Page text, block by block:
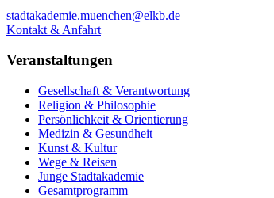
stadtakademie.muenchen@elkb.de
Kontakt & Anfahrt
Veranstaltungen
Gesellschaft & Verantwortung
Religion & Philosophie
Persönlichkeit & Orientierung
Medizin & Gesundheit
Kunst & Kultur
Wege & Reisen
Junge Stadtakademie
Gesamtprogramm